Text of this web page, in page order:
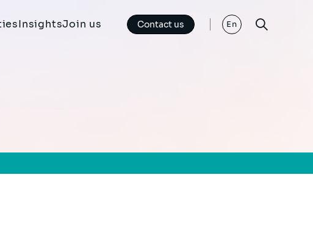
InsightsJoin us Contact us En